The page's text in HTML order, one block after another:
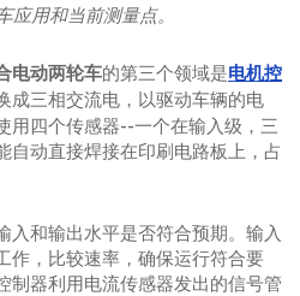
应用和当前测量点。
电动两轮车的第三个领域是 电机控
成三相交流电，以驱动车辆的电
用四个传感器--一个在输入级，三
自动直接焊接在印刷电路板上，占
入和输出水平是否符合预期。输入
作，比较速率，确保运行符合要
制器利用电流传感器发出的信号管